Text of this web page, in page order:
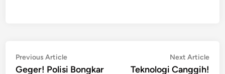
Post
Previous ArticlePrevious
article:
Geger! Polisi Bongkar
Next Article
Teknologi Canggih!